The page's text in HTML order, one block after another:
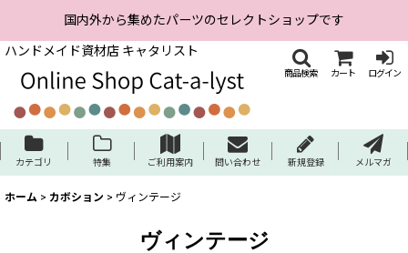
国内外から集めたパーツのセレクトショップです
ハンドメイド資材店 キャタリスト
商品検索 カート ログイン
カテゴリ 特集 ご利用案内 問い合わせ 新規登録 メルマガ
ホーム > カボション > ヴィンテージ
ヴィンテージ